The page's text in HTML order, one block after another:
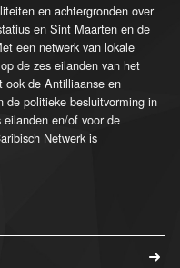
en achtergronden over
en Sint Maarten en de
een netwerk van lokale
de zes eilanden van het
ook de Antilliaanse en
de politieke besluitvorming in
en/of voor de
Netwerk is